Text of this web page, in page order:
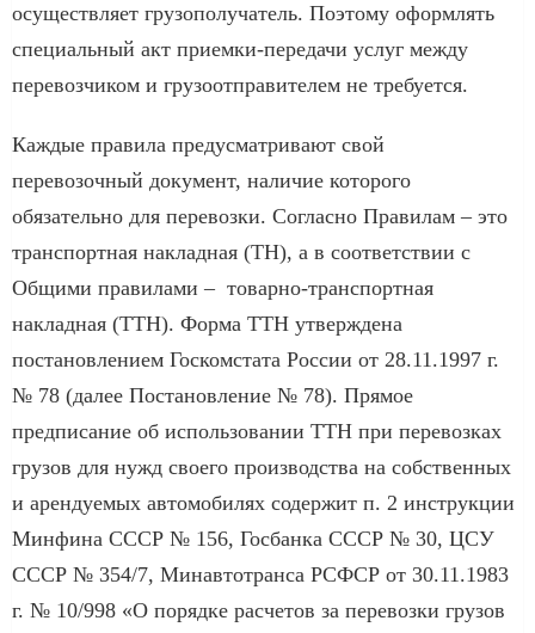
осуществляет грузополучатель. Поэтому оформлять
специальный акт приемки-передачи услуг между
перевозчиком и грузоотправителем не требуется.
Каждые правила предусматривают свой
перевозочный документ, наличие которого
обязательно для перевозки. Согласно Правилам – это
транспортная накладная (ТН), а в соответствии с
Общими правилами – товарно-транспортная
накладная (ТТН). Форма ТТН утверждена
постановлением Госкомстата России от 28.11.1997 г.
№ 78 (далее Постановление № 78). Прямое
предписание об использовании ТТН при перевозках
грузов для нужд своего производства на собственных
и арендуемых автомобилях содержит п. 2 инструкции
Минфина СССР № 156, Госбанка СССР № 30, ЦСУ
СССР № 354/7, Минавтотранса РСФСР от 30.11.1983
г. № 10/998 «О порядке расчетов за перевозки грузов